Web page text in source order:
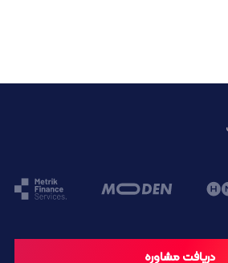
دریافت مشاوره